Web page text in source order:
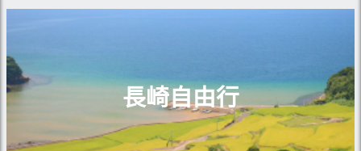
長崎自由行